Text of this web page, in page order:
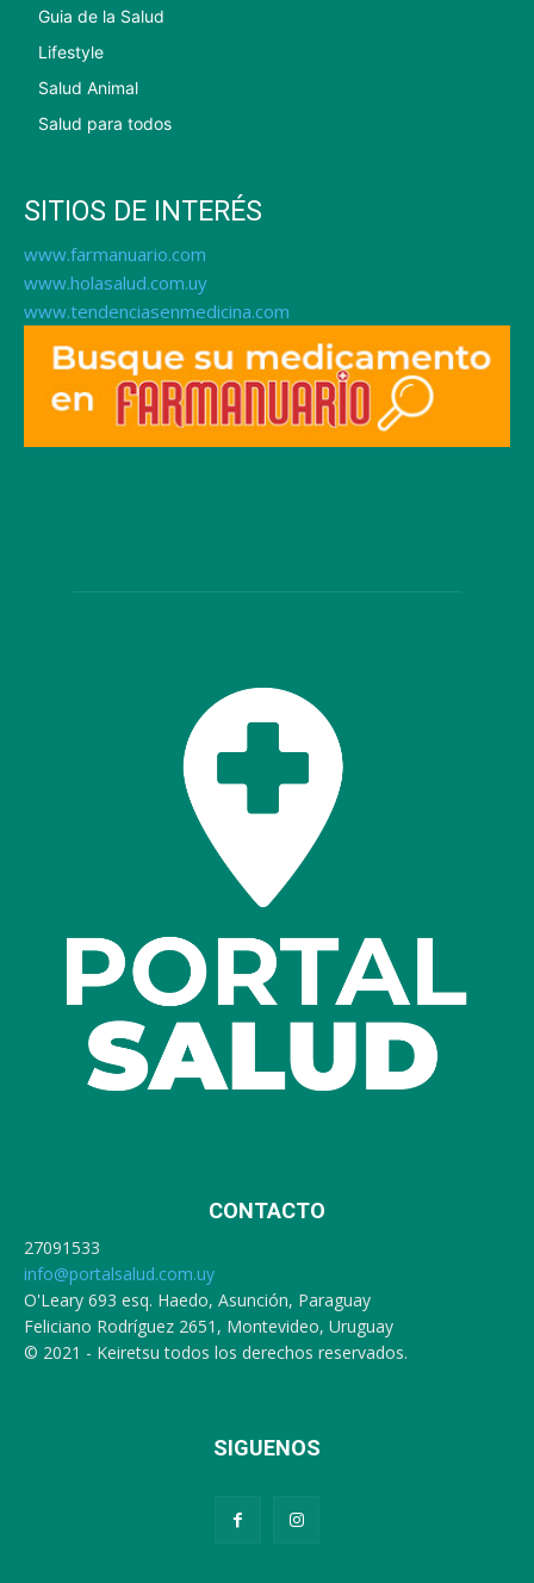
Guia de la Salud
Lifestyle
Salud Animal
Salud para todos
SITIOS DE INTERÉS
www.farmanuario.com
www.holasalud.com.uy
www.tendenciasenmedicina.com
CONTACTO
27091533
info@portalsalud.com.uy
O'Leary 693 esq. Haedo, Asunción, Paraguay
Feliciano Rodríguez 2651, Montevideo, Uruguay
© 2021 - Keiretsu todos los derechos reservados.
SIGUENOS